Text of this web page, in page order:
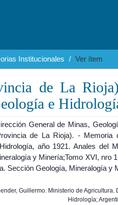
Institucionales Ver ítem
de La
e
General de Minas,
de La Rioja). - Memoria
año 1921. Anales del
y Minería;Tomo XVI, nro
Sección Geología, Mineralogía y
Guillermo. Ministerio de
Hidrología;